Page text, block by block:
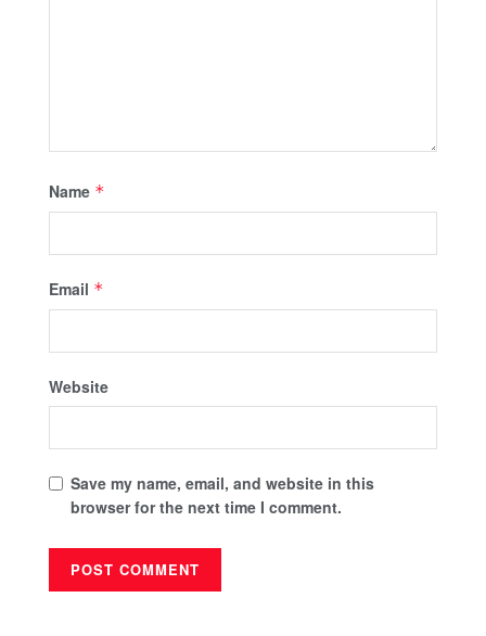
Name *
Email *
Website
Save my name, email, and website in this
browser for the next time I comment.